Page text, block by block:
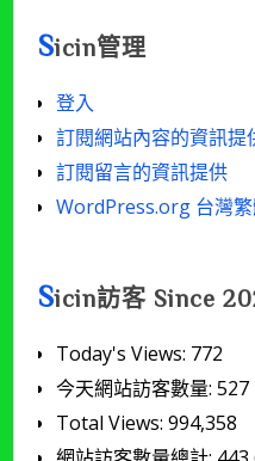
Sicin管理
登入
訂閱網站內容的資訊提
訂閱留言的資訊提供
WordPress.org 台灣
Sicin訪客 Since
Today's Views: 772
今天網站訪客數量:527
Total Views:994,358